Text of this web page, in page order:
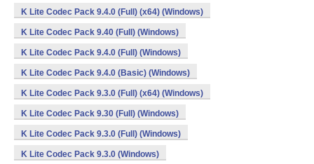
K Lite Codec Pack 9.4.0 (Full) (x64) (Windows)
K Lite Codec Pack 9.40 (Full) (Windows)
K Lite Codec Pack 9.4.0 (Full) (Windows)
K Lite Codec Pack 9.4.0 (Basic) (Windows)
K Lite Codec Pack 9.3.0 (Full) (x64) (Windows)
K Lite Codec Pack 9.30 (Full) (Windows)
K Lite Codec Pack 9.3.0 (Full) (Windows)
K Lite Codec Pack 9.3.0 (Windows)